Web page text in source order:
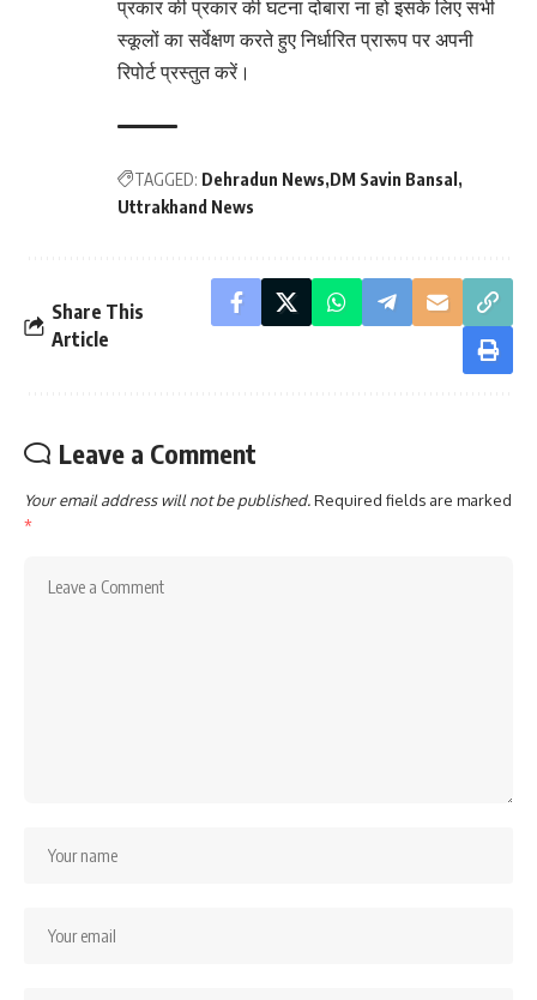
प्रकार की प्रकार की घटना दोबारा ना हो इसके लिए सभी
स्कूलों का सर्वेक्षण करते हुए निर्धारित प्रारूप पर अपनी
रिपोर्ट प्रस्तुत करें।
TAGGED: Dehradun News DM Savin Bansal
Uttrakhand News
Share This
Article
Leave a Comment
Your email address will not be published.Required fields are marked
*